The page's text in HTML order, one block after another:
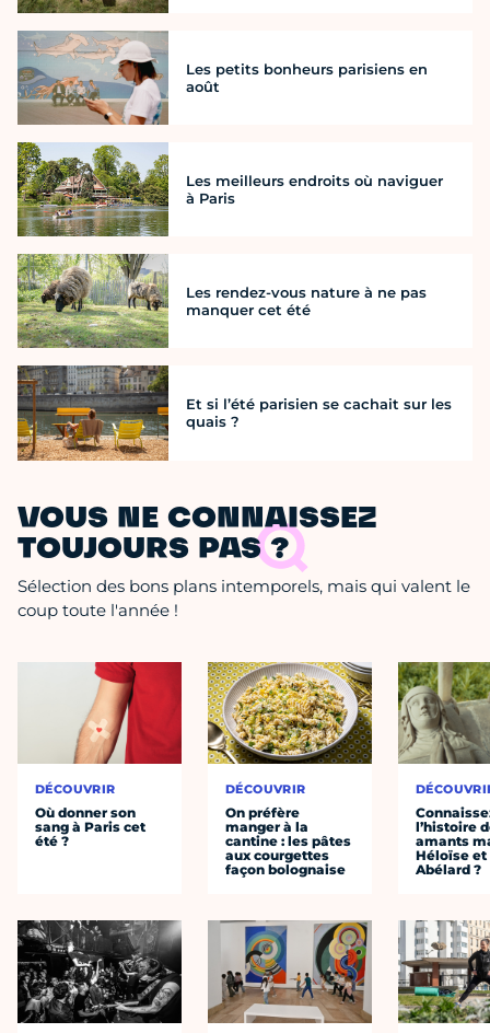
Les petits bonheurs parisiens en
août
Les meilleurs endroits où naviguer
à Paris
Les rendez-vous nature à ne pas
manquer cet été
Et si l’été parisien se cachait sur les
quais ?
VOUS NE CONNAISSEZ
TOUJOURS PAS ?
Sélection des bons plans intemporels, mais qui valent le
coup toute l'année !
DÉCOUVRIR
Où donner son
sang à Paris cet
été ?
DÉCOUVRIR
On préfère
manger à la
cantine : les pâtes
aux courgettes
façon bolognaise
l’histoire
amants
Héloïse et
Abélard ?